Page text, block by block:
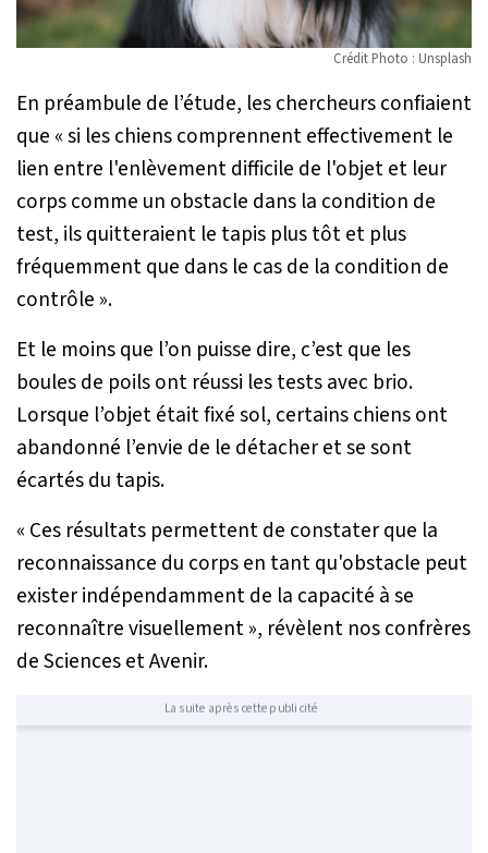
Crédit Photo : Unsplash
En préambule de l’étude, les chercheurs confiaient
que «si les chiens comprennent effectivement le
lien entre l'enlèvement difficile de l'objet et leur
corps comme un obstacle dans la condition de
test, ils quitteraient le tapis plus tôt et plus
fréquemment que dans le cas de la condition de
contrôle ».
Et le moins que l’on puisse dire, c’est que les
boules de poils ont réussi les tests avec brio.
Lorsque l’objet était fixé sol, certains chiens ont
abandonné l’envie de le détacher et se sont
écartés du tapis.
« Ces résultats permettent de constater que la
reconnaissance du corps en tant qu'obstacle peut
exister indépendamment de la capacité àse
reconnaître visuellement », révèlent nos confrères
de Sciences et Avenir.
La suite après cette publicité